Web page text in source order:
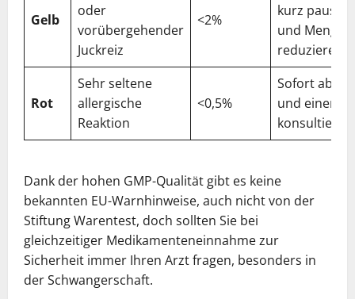
Gelb
oder
vorübergehender
Juckreiz
<2%
kurz
und Menge
reduzieren
Rot
Sehr seltene
allergische
Reaktion
<0,5%
Sofort
und einen
konsultieren
Dank der hohen GMP-Qualität gibt es keine
bekannten EU-Warnhinweise, auch nicht von der
Stiftung Warentest, doch sollten Sie bei
gleichzeitiger Medikamenteneinnahme zur
Sicherheit immer Ihren Arzt fragen, besonders in
der Schwangerschaft.